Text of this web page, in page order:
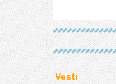
Vesti